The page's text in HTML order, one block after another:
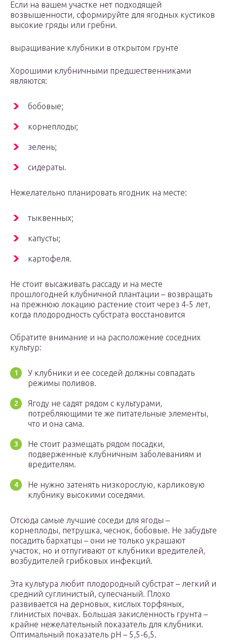
Если на вашем участке нет подходящей
возвышенности, сформируйте для ягодных кустиков
высокие гряды или гребни.
выращивание клубники в открытом грунте
Хорошими клубничными предшественниками
являются:
бобовые;
корнеплоды;
зелень;
сидераты.
Нежелательно планировать ягодник на месте:
тыквенных;
капусты;
картофеля.
Не стоит высаживать рассаду и на месте
прошлогодней клубничной плантации – возвращать
на прежнюю локацию растение стоит через 4-5 лет,
когда плодородность субстрата восстановится
Обратите внимание и на расположение соседних
культур:
У клубники и ее соседей должны совпадать
режимы поливов.
Ягоду не садят рядом с культурами,
потребляющими те же питательные элементы,
что и она сама.
Не стоит размещать рядом посадки,
подверженные клубничным заболеваниям и
вредителям.
Не нужно затенять низкорослую, карликовую
клубнику высокими соседями.
Отсюда самые лучшие соседи для ягоды –
корнеплоды, петрушка, чеснок, бобовые. Не забудьте
посадить бархатцы – они не только украшают
участок, но и отпугивают от клубники вредителей,
возбудителей грибковых инфекций.
Эта культура любит плодородный субстрат – легкий и
средний суглинистый, супесчаный. Плохо
развивается на дерновых, кислых торфяных,
глинистых почвах. Большая закисленность грунта –
крайне нежелательный показатель для клубники.
Оптимальный показатель рН – 5,5-6,5.